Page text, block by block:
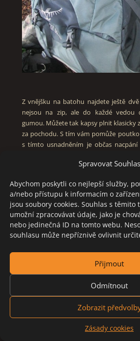
Spravovat Souhlas
Abychom poskytli co nejlepší služby,
a/nebo přístupu k informacím o
jsou soubory cookies. Souhlas s těmito
umožní zpracovávat údaje, jako je
nebo jedinečná ID na tomto webu.
souhlasu může nepříznivě ovlivnit
Přijmout
Odmítnout
Zobrazit
Zásady cookies
Z vnějšku na batohu najdete ještě
nejsou na zip, ale do každé vedou
gumou. Můžete tak kapsy plnit klasicky
za pochodu. S tím vám pomůže
s tímto usnadněním je občas